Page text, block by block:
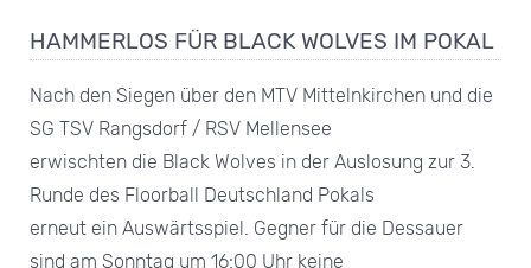
HAMMERLOS FÜR BLACK WOLVES IM POKAL
Nach den Siegen über den MTV Mittelnkirchen und die
SG TSV Rangsdorf / RSV Mellensee
erwischten die Black Wolves in der Auslosung zur 3.
Runde des Floorball Deutschland Pokals
erneut ein Auswärtsspiel. Gegner für die Dessauer
sind am Sonntag um 16:00 Uhr keine